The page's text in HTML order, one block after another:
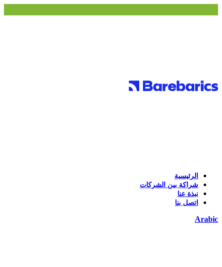
الرئيسية
شراكة بين الشركات
نبذة عنا
اتصل بنا
Arabic